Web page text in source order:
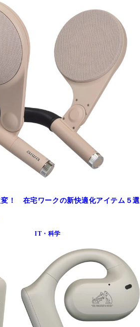
変！ 在宅ワークの新快適化アイテム５選
IT・科学